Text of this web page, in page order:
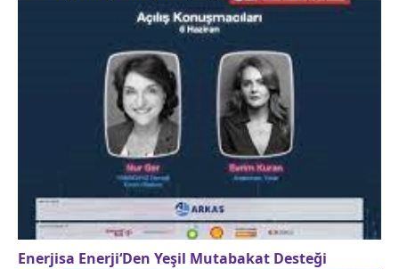
Enerjisa Enerji‘Den Yeşil Mutabakat Desteği